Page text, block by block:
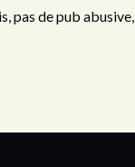
pas de pub